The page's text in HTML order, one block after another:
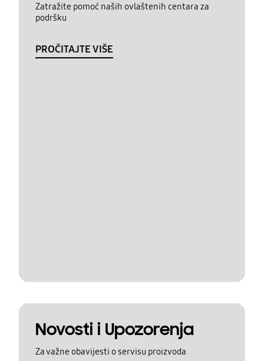
Zatražite pomoć naših ovlaštenih centara za
podršku
PROČITAJTE VIŠE
Novosti i Upozorenja
Za važne obavijesti o servisu proizvoda